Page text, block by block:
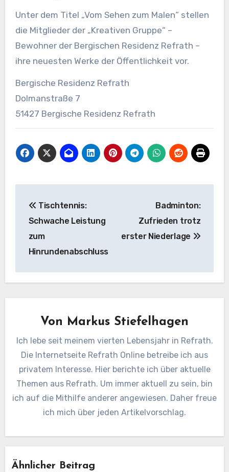
Unter dem Titel „Vom Sehen zum Malen“ stellen
die Mitglieder der „Kreativen Gruppe“ –
Bewohner der Bergischen Residenz Refrath –
ihre neuesten Werke der Öffentlichkeit vor.
Bergische Residenz Refrath
Dolmanstraße 7
51427 Bergische Residenz Refrath
Tischtennis:
Schwache Leistung
zum
Hinrundenabschluss
Badminton:
Zufrieden trotz
erster Niederlage
Von Markus Stiefelhagen
Ich lebe seit meinem vierten Lebensjahr in Refrath.
Die Internetseite Refrath Online betreibe ich aus
privatem Interesse. Hier berichte ich über aktuelle
Themen aus Refrath. Um immer aktuell zu sein, bin
ich auf die Mithilfe anderer angewiesen. Daher freue
ich mich über jeden Artikelvorschlag.
Ähnlicher Beitrag